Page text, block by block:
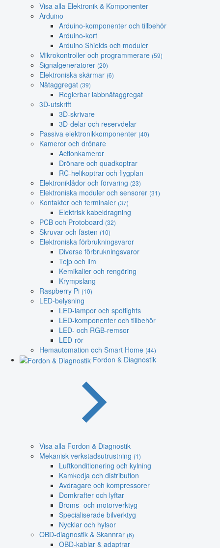
Visa alla Elektronik & Komponenter
Arduino
Arduino-komponenter och tillbehör
Arduino-kort
Arduino Shields och moduler
Mikrokontroller och programmerare (59)
Signalgeneratorer (20)
Elektroniska skärmar (6)
Nätaggregat (39)
Reglerbar labbnätaggregat
3D-utskrift
3D-skrivare
3D-delar och reservdelar
Passiva elektronikkomponenter (40)
Kameror och drönare
Actionkameror
Drönare och quadkoptrar
RC-helikoptrar och flygplan
Elektroniklådor och förvaring (23)
Elektroniska moduler och sensorer (31)
Kontakter och terminaler (37)
Elektrisk kabeldragning
PCB och Protoboard (32)
Skruvar och fästen (10)
Elektroniska förbrukningsvaror
Diverse förbrukningsvaror
Tejp och lim
Kemikalier och rengöring
Krympslang
Raspberry Pi (10)
LED-belysning
LED-lampor och spotlights
LED-komponenter och tillbehör
LED- och RGB-remsor
LED-rör
Hemautomation och Smart Home (44)
Fordon & Diagnostik
Visa alla Fordon & Diagnostik
Mekanisk verkstadsutrustning (1)
Luftkonditionering och kylning
Kamkedja och distribution
Avdragare och kompressorer
Domkrafter och lyftar
Broms- och motorverktyg
Specialiserade bilverktyg
Nycklar och hylsor
OBD-diagnostik & Skannrar (6)
OBD-kablar & adaptrar